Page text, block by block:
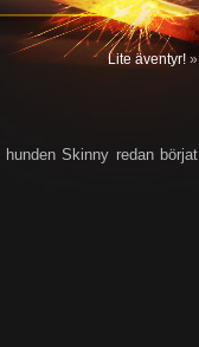
Lite äventyr! »
Skinny redan börjat